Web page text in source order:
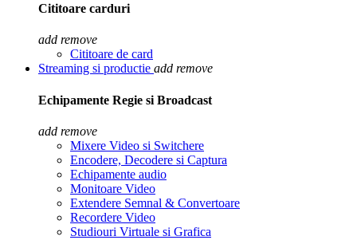
Cititoare carduri
add remove
Cititoare de card
Streaming si productie add remove
Echipamente Regie si Broadcast
add remove
Mixere Video si Switchere
Encodere, Decodere si Captura
Echipamente audio
Monitoare Video
Extendere Semnal & Convertoare
Recordere Video
Studiouri Virtuale si Grafica